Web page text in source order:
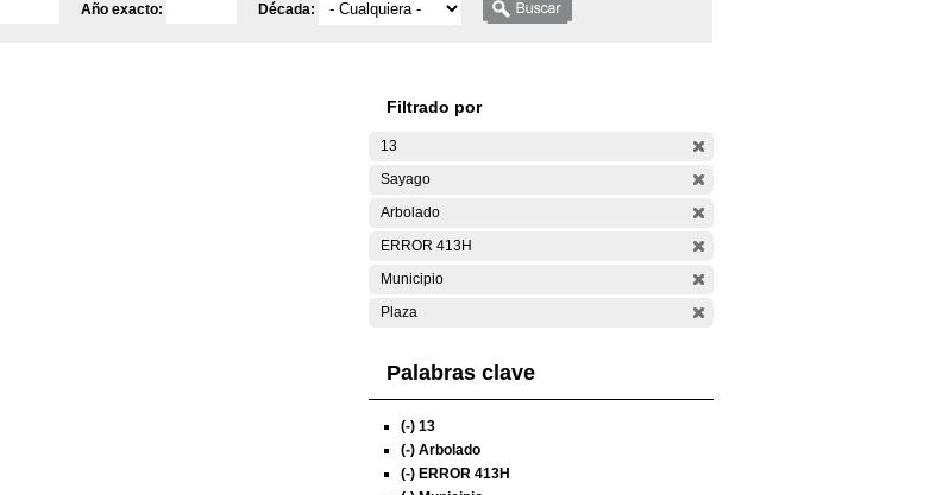
Año exacto: Década:
Filtrado por
13
Sayago
Arbolado
ERROR 413H
Municipio
Plaza
Palabras clave
(-) 13
(-) Arbolado
(-) ERROR 413H